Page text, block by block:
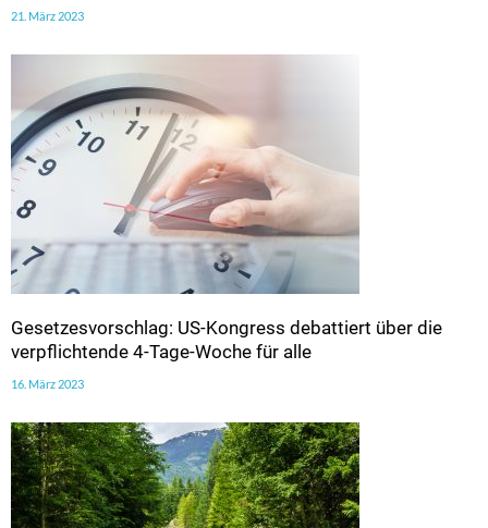
21. März 2023
Gesetzesvorschlag: US-Kongress debattiert über die
verpflichtende 4-Tage-Woche für alle
16. März 2023